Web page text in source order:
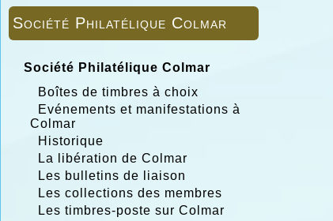
Société Philatélique Colmar
Société Philatélique Colmar
Boîtes de timbres à choix
Evénements et manifestations à
Colmar
Historique
La libération de Colmar
Les bulletins de liaison
Les collections des membres
Les timbres-poste sur Colmar